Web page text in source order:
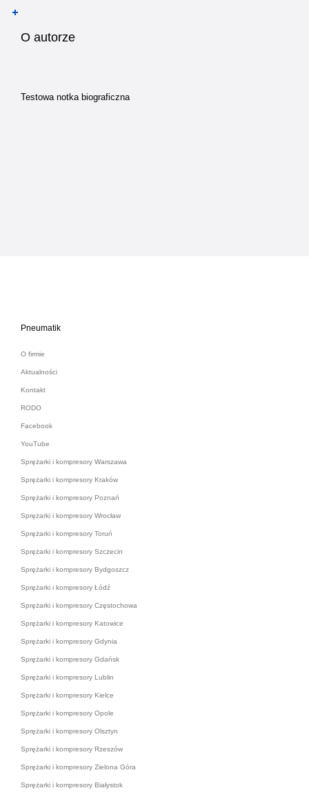
O autorze
Testowa notka biograficzna
Pneumatik
O firmie
Aktualności
Kontakt
RODO
Facebook
YouTube
Sprężarki i kompresory Warszawa
Sprężarki i kompresory Kraków
Sprężarki i kompresory Poznań
Sprężarki i kompresory Wrocław
Sprężarki i kompresory Toruń
Sprężarki i kompresory Szczecin
Sprężarki i kompresory Bydgoszcz
Sprężarki i kompresory Łódź
Sprężarki i kompresory Częstochowa
Sprężarki i kompresory Katowice
Sprężarki i kompresory Gdynia
Sprężarki i kompresory Gdańsk
Sprężarki i kompresory Lublin
Sprężarki i kompresory Kielce
Sprężarki i kompresory Opole
Sprężarki i kompresory Olsztyn
Sprężarki i kompresory Rzeszów
Sprężarki i kompresory Zielona Góra
Sprężarki i kompresory Białystok